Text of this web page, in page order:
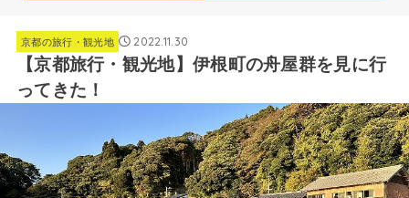
京都の旅行・観光地 2022.11.30
【京都旅行・観光地】伊根町の舟屋群を見に行
ってきた！